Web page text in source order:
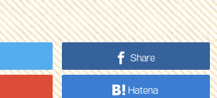
Share
Hatena